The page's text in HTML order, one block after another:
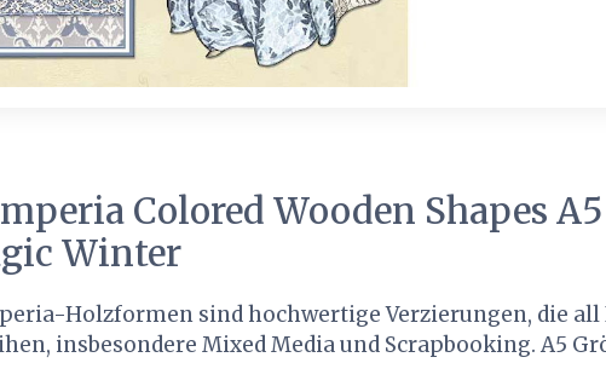
Colored Wooden Shapes
Winter
Holzformen sind hochwertige Verzierungen, die
insbesondere Mixed Media und Scrapbooking. A5